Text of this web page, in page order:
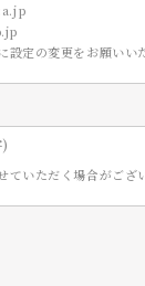
お問い合わせ
定の変更をお願いい
ていただく場合がござ